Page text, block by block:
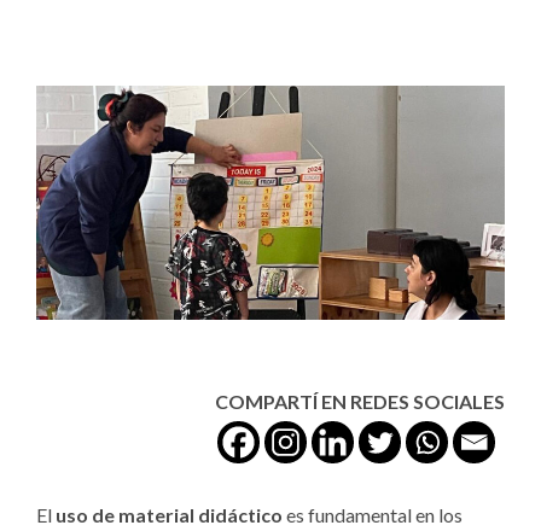
COMPARTÍ EN REDES SOCIALES
El uso de material didáctico es fundamental en los